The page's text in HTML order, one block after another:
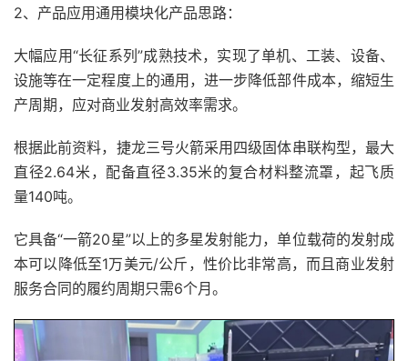
2、产品应用通用模块化产品思路：
大幅应用“长征系列”成熟技术，实现了单机、工装、设备、
设施等在一定程度上的通用，进一步降低部件成本，缩短生
产周期，应对商业发射高效率需求。
根据此前资料，捷龙三号火箭采用四级固体串联构型，最大
直径2.64米，配备直径3.35米的复合材料整流罩，起飞质
量140吨。
它具备“一箭20星”以上的多星发射能力，单位载荷的发射成
本可以降低至1万美元/公斤，性价比非常高，而且商业发射
服务合同的履约周期只需6个月。